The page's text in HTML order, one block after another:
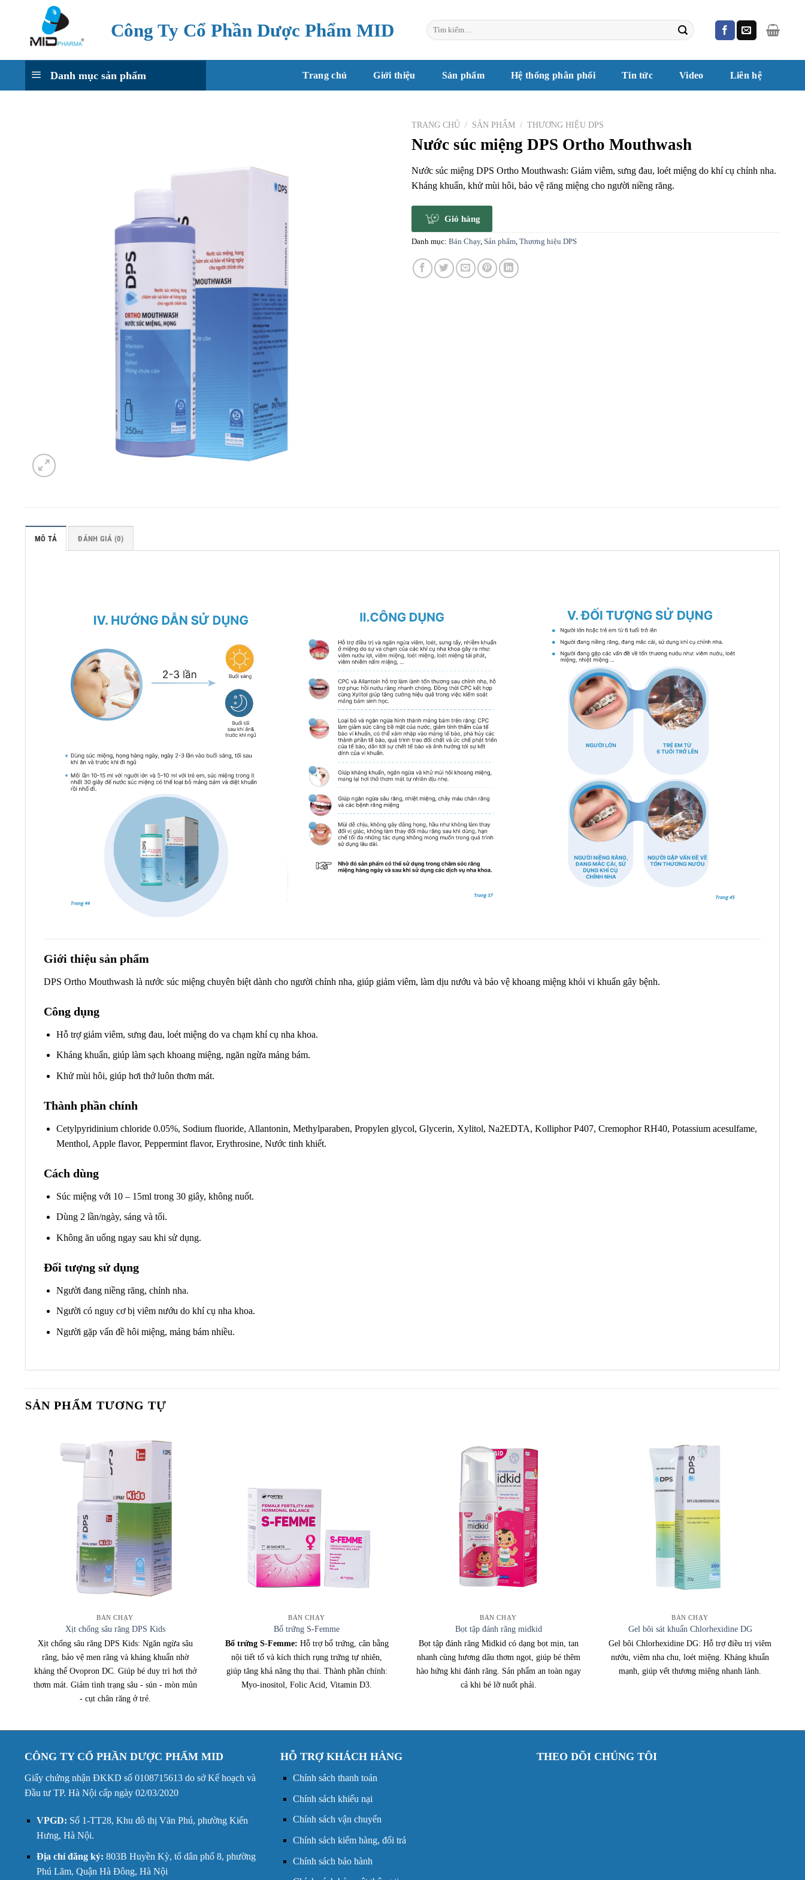
Công Ty Cổ Phần Dược Phẩm MID
Tìm
kiếm:
Danh mục sản phẩm Trang chủ Giới thiệu Sản phẩm Hệ thống phân phối Tin tức Video Liên hệ
TRANG CHỦ / SẢN PHẨM / THƯƠNG HIỆU DPS
Nước súc miệng DPS Ortho Mouthwash
Nước súc miệng DPS Ortho Mouthwash: Giảm viêm, sưng đau, loét miệng do khí cụ chỉnh nha.
Kháng khuẩn, khử mùi hôi, bảo vệ răng miệng cho người niềng răng.
Giỏ hàng
Danh mục: Bán Chạy, Sản phẩm, Thương hiệu DPS
MÔ TẢ ĐÁNH GIÁ (0)
Giới thiệu sản phẩm
DPS Ortho Mouthwash là nước súc miệng chuyên biệt dành cho người chỉnh nha, giúp giảm viêm, làm dịu nướu và bảo vệ khoang miệng khỏi vi khuẩn gây bệnh.
Công dụng
Hỗ trợ giảm viêm, sưng đau, loét miệng do va chạm khí cụ nha khoa.
Kháng khuẩn, giúp làm sạch khoang miệng, ngăn ngừa mảng bám.
Khử mùi hôi, giúp hơi thở luôn thơm mát.
Thành phần chính
Cetylpyridinium chloride 0.05%, Sodium fluoride, Allantonin, Methylparaben, Propylen glycol, Glycerin, Xylitol, Na2EDTA, Kolliphor P407, Cremophor RH40, Potassium acesulfame,
Menthol, Apple flavor, Peppermint flavor, Erythrosine, Nước tinh khiết.
Cách dùng
Súc miệng với 10 – 15ml trong 30 giây, không nuốt.
Dùng 2 lần/ngày, sáng và tối.
Không ăn uống ngay sau khi sử dụng.
Đối tượng sử dụng
Người đang niềng răng, chỉnh nha.
Người có nguy cơ bị viêm nướu do khí cụ nha khoa.
Người gặp vấn đề hôi miệng, mảng bám nhiều.
SẢN PHẨM TƯƠNG TỰ
BÁN CHẠY
Xịt chống sâu răng DPS Kids
Xịt chống sâu răng DPS Kids: Ngăn ngừa sâu
răng, bảo vệ men răng và kháng khuẩn nhờ
kháng thể Ovopron DC. Giúp bé duy trì hơi thở
thơm mát. Giảm tình trạng sâu - sún - mòn mủn
- cụt chân răng ở trẻ.
BÁN CHẠY
Bổ trứng S-Femme
Bổ trứng S-Femme: Hỗ trợ bổ trứng, cân bằng
nội tiết tố và kích thích rụng trứng tự nhiên,
giúp tăng khả năng thụ thai. Thành phần chính:
Myo-inositol, Folic Acid, Vitamin D3.
BÁN CHẠY
Bọt tập đánh răng midkid
Bọt tập đánh răng Midkid có dạng bọt mịn, tan
nhanh cùng hương dâu thơm ngọt, giúp bé thêm
hào hứng khi đánh răng. Sản phẩm an toàn ngay
cả khi bé lỡ nuốt phải.
BÁN CHẠY
Gel bôi sát khuẩn Chlorhexidine DG
Gel bôi Chlorhexidine DG: Hỗ trợ điều trị viêm
nướu, viêm nha chu, loét miệng. Kháng khuẩn
mạnh, giúp vết thương miệng nhanh lành.
CÔNG TY CỔ PHẦN DƯỢC PHẨM MID
Giấy chứng nhận ĐKKD số 0108715613 do sở Kế hoạch và
Đầu tư TP. Hà Nội cấp ngày 02/03/2020
VPGD: Số 1-TT28, Khu đô thị Văn Phú, phường Kiến
Hưng, Hà Nội.
Địa chỉ đăng ký: 803B Huyền Kỳ, tổ dân phố 8, phường
Phú Lãm, Quận Hà Đông, Hà Nội
HỖ TRỢ KHÁCH HÀNG
Chính sách thanh toán
Chính sách khiếu nại
Chính sách vận chuyển
Chính sách kiểm hàng, đổi trả
Chính sách bảo hành
THEO DÕI CHÚNG TÔI